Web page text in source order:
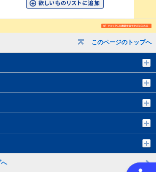
このページのトップへ